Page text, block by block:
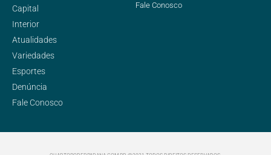
Capital
Interior
Atualidades
Variedades
Esportes
Denúncia
Fale Conosco
Fale Conosco